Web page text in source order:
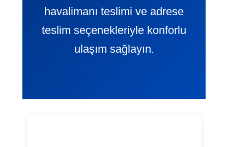
havalimanı teslimi ve adrese
teslim seçenekleriyle konforlu
ulaşım sağlayın.